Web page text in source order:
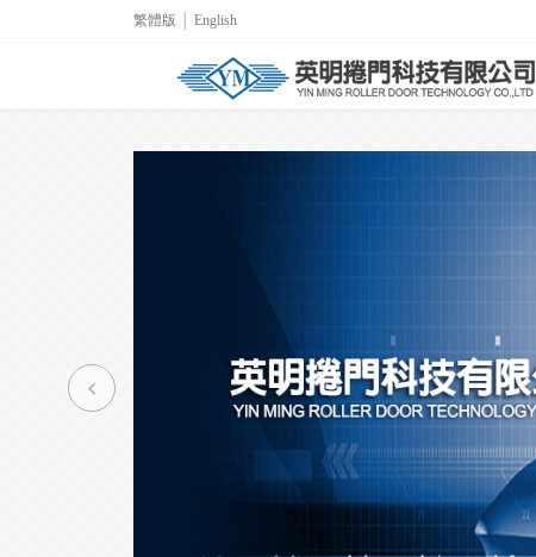
繁體版 English
